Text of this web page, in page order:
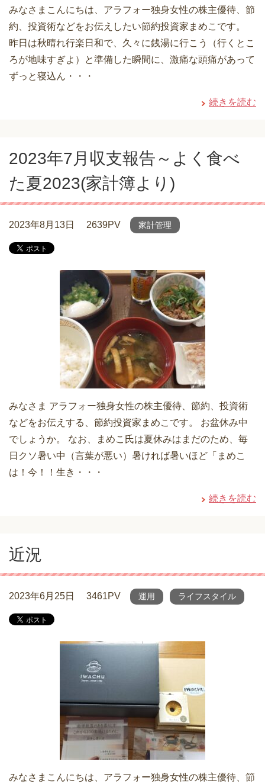
みなさまこんにちは、アラフォー独身女性の株主優待、節
約、投資術などをお伝えしたい節約投資家まめこです。
昨日は秋晴れ行楽日和で、久々に銭湯に行こう（行くとこ
ろが地味すぎよ）と準備した瞬間に、激痛な頭痛があって
ずっと寝込ん・・・
続きを読む
2023年7月収支報告～よく食べ
た夏2023(家計簿より)
2023年8月13日 2639PV 家計管理
みなさま アラフォー独身女性の株主優待、節約、投資術
などをお伝えする、節約投資家まめこです。 お盆休み中
でしょうか。 なお、まめこ氏は夏休みはまだのため、毎
日クソ暑い中（言葉が悪い）暑ければ暑いほど「まめこ
は！今！！生き・・・
続きを読む
近況
2023年6月25日 3461PV 運用 ライフスタイル
みなさまこんにちは、アラフォー独身女性の株主優待、節